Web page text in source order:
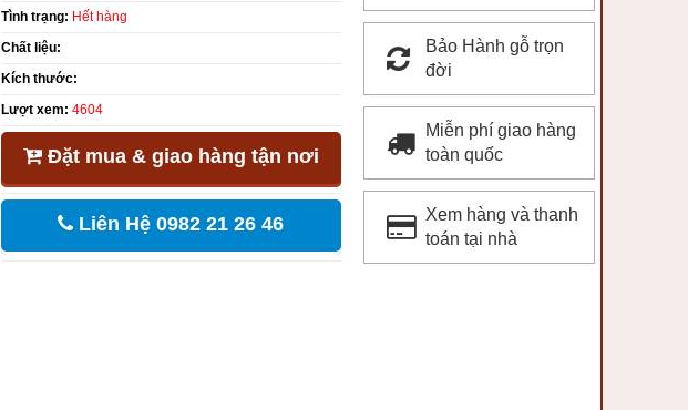
Tình trạng: Hết hàng
Chất liệu:
Kích thước:
Lượt xem: 4604
Đặt mua & giao hàng tận nơi
Liên Hệ 0982 21 26 46
Bảo Hành gỗ trọn
đời
Miễn phí giao hàng
toàn quốc
Xem hàng và thanh
toán tại nhà